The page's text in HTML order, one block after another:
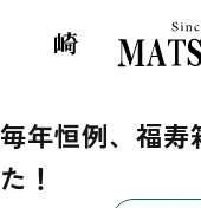
毎年恒例、福寿
た！